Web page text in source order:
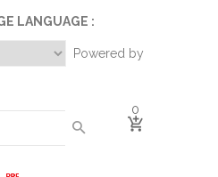
LANGUAGE :
Powered by
0